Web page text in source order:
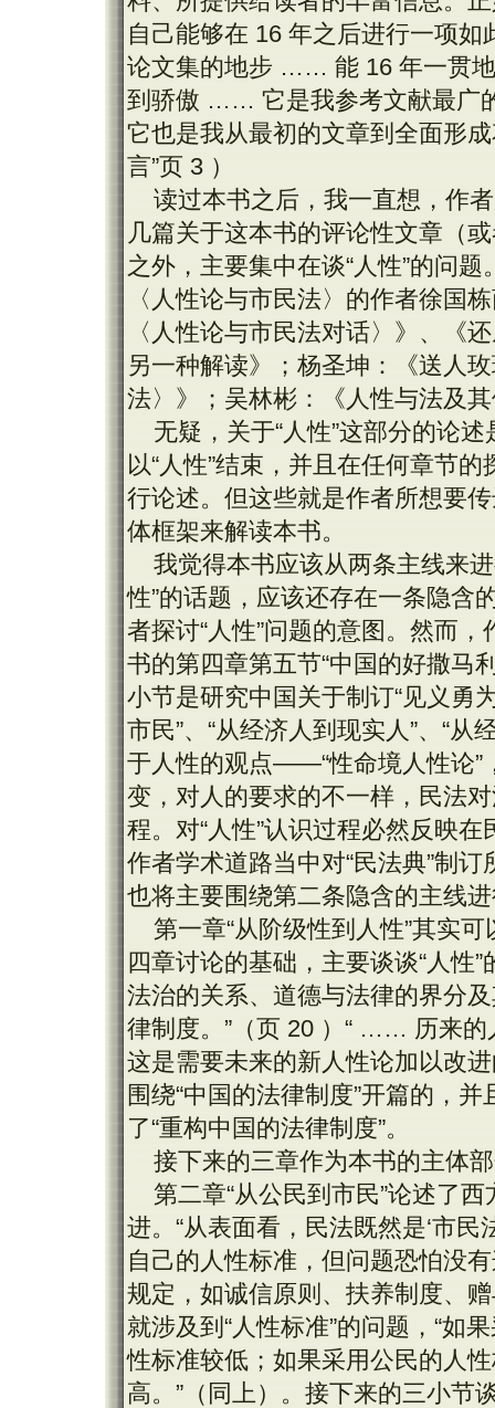
自己能够在 16 年之后进行一项
论文集的地步 …… 能 16 年一贯
到骄傲 …… 它是我参考文献最广
它也是我从最初的文章到全面形
言”页 3 ）
读过本书之后，我一直想，作
几篇关于这本书的评论性文章（
之外，主要集中在谈“人性”的问
〈人性论与市民法〉的作者徐国
〈人性论与市民法对话〉》、
另一种解读》；杨圣坤：《送人
法〉》；吴林彬：《人性与法及
无疑，关于“人性”这部分的论
以“人性”结束，并且在任何章节
行论述。但这些就是作者所想要
体框架来解读本书。
我觉得本书应该从两条主线来
性”的话题，应该还存在一条隐含
者探讨“人性”问题的意图。然而
书的第四章第五节“中国的好撒马
小节是研究中国关于制订“见义勇
市民”、“从经济人到现实人”、“
于人性的观点——“性命境人性论”
变，对人的要求的不一样，民法
程。对“人性”认识过程必然反映
作者学术道路当中对“民法典”制
也将主要围绕第二条隐含的主线
第一章“从阶级性到人性”其实
四章讨论的基础，主要谈谈“人
法治的关系、道德与法律的界分
律制度。”（页 20 ）“ …… 历来
这是需要未来的新人性论加以改
围绕“中国的法律制度”开篇的，
了“重构中国的法律制度”。
接下来的三章作为本书的主体
第二章“从公民到市民”论述了
进。“从表面看，民法既然是‘市
自己的人性标准，但问题恐怕没
规定，如诚信原则、扶养制度、
就涉及到“人性标准”的问题，“如
性标准较低；如果采用公民的人
高。”（同上）。接下来的三小节